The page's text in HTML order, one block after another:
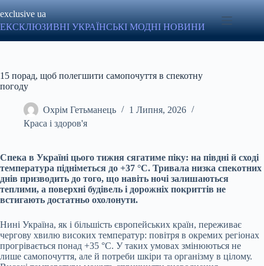
до
вмісту
exclusive ua
ЕКСКЛЮЗИВНІ УКРАЇНСЬКІ МОДНІ НОВИНИ
15 порад, щоб полегшити самопочуття в спекотну
погоду
Охрім Гетьманець
1 Липня, 2026
Краса і здоров'я
Спека в Україні цього тижня сягатиме піку: на півдні й сході
температура підніметься до +37 °C. Тривала низка спекотних
днів призводить до того, що навіть ночі залишаються
теплими, а поверхні будівель і дорожніх покриттів не
встигають достатньо охолонути.
Нині Україна, як і більшість європейських країн, переживає
чергову хвилю високих температур: повітря в окремих регіонах
прогрівається понад +35 °C. У таких умовах змінюються не
лише самопочуття, але й потреби шкіри та організму в цілому.